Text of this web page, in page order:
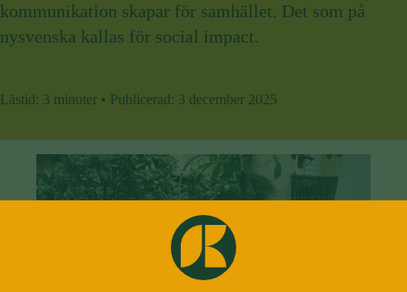
kommunikation skapar för samhället. Det som på
nysvenska kallas för social impact.
Lästid: 3 minuter • Publicerad: 3 december 2025